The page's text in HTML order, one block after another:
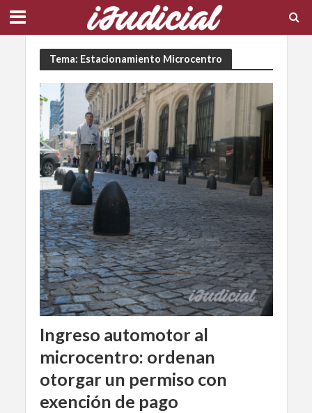
Tema: Estacionamiento Microcentro
Ingreso automotor al
microcentro: ordenan
otorgar un permiso con
exención de pago